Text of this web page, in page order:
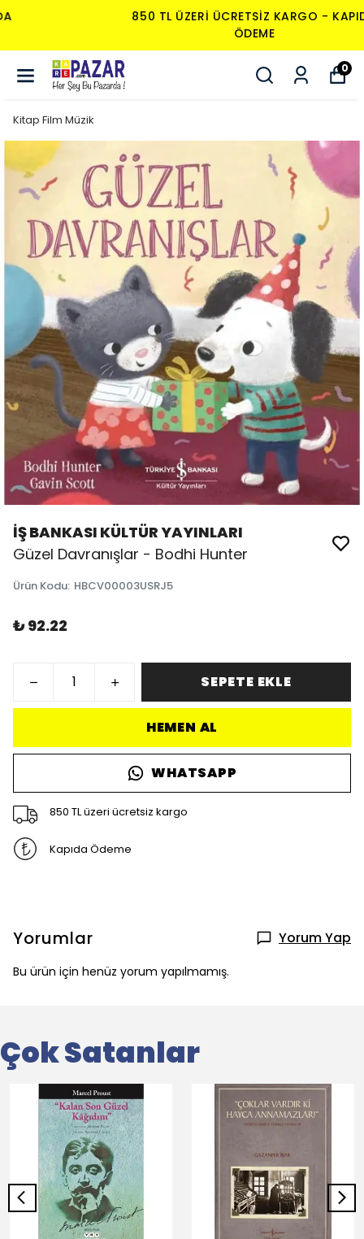
850 TL ÜZERI ÜCRETSIZ KARGO - KAPIDA
0
Kitap Film Müzik
İŞ BANKASI KÜLTÜR YAYINLARI
Güzel Davranışlar - Bodhi Hunter
Ürün Kodu: HBCV00003USRJ5
₺ 92.22
SEPETE EKLE
HEMEN AL
WHATSAPP
850 TL üzeri ücretsiz kargo
Kapıda Ödeme
Yorumlar Yorum Yap
Bu ürün için henüz yorum yapılmamış.
Çok Satanlar